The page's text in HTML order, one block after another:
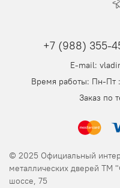
+7 (988) 355-
E-mail:
Время работы: Пн-Пт
Заказ по
© 2025 Официальный
металлических дверей ТМ
шоссе, 75